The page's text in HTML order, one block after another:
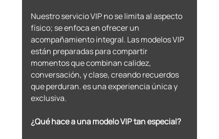
Nuestro servicio VIP no se limita al aspecto
físico; se enfoca en ofrecer un
acompañamiento integral. Las modelos VIP
están preparadas para compartir
momentos que combinan calidez,
conversación, y clase, creando recuerdos
que perduran. es una experiencia única y
exclusiva.
¿Qué hace a una modelo VIP tan especial?